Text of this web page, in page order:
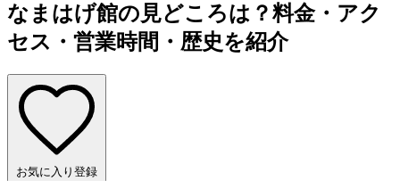
なまはげ館の見どころは？料金・アク
セス・営業時間・歴史を紹介
お気に入り登録